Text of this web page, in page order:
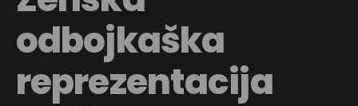
odbojkaška
reprezentacija